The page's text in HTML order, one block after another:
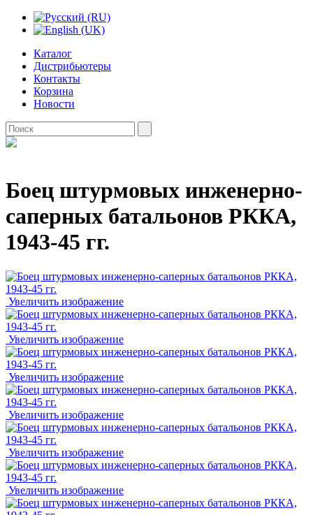
Каталог
Дистрибьютеры
Контакты
Корзина
Новости
Боец штурмовых инженерно-
саперных батальонов РККА,
1943-45 гг.
Увеличить изображение
Увеличить изображение
Увеличить изображение
Увеличить изображение
Увеличить изображение
Увеличить изображение